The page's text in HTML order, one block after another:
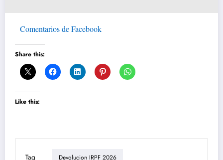
Comentarios de Facebook
Share this:
Like this:
Tag Devolucion IRPF 2026